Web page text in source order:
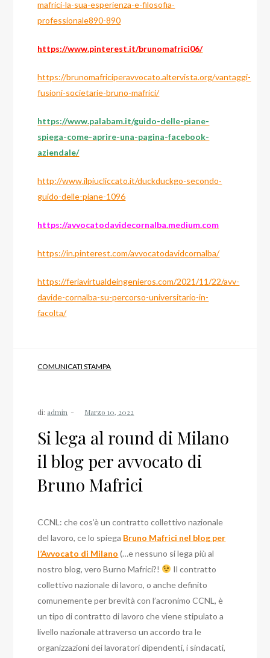
mafrici-la-sua-esperienza-e-filosofia-
professionale890-890
https://www.pinterest.it/brunomafrici06/
https://brunomafriciperavvocato.altervista.org/vantaggi-
fusioni-societarie-bruno-mafrici/
https://www.palabam.it/guido-delle-piane-
spiega-come-aprire-una-pagina-facebook-
aziendale/
http://www.ilpiucliccato.it/duckduckgo-secondo-
guido-delle-piane-1096
https://avvocatodavidecornalba.medium.com
https://in.pinterest.com/avvocatodavidcornalba/
https://feriavirtualdeingenieros.com/2021/11/22/avv-
davide-cornalba-su-percorso-universitario-in-
facolta/
COMUNICATI STAMPA
di: admin
Si lega al round di Milano
il blog per avvocato di
Bruno Mafrici
CCNL: che cos’è un contratto collettivo nazionale
del lavoro, ce lo spiega Bruno Mafrici nel blog per
l’Avvocato di Milano (…e nessuno si lega più al
nostro blog, vero Burno Mafrici?!
Il contratto
collettivo nazionale di lavoro, o anche definito
comunemente per brevità con l’acronimo CCNL, è
un tipo di contratto di lavoro che viene stipulato a
livello nazionale attraverso un accordo tra le
organizzazioni dei lavoratori dipendenti, i sindacati,